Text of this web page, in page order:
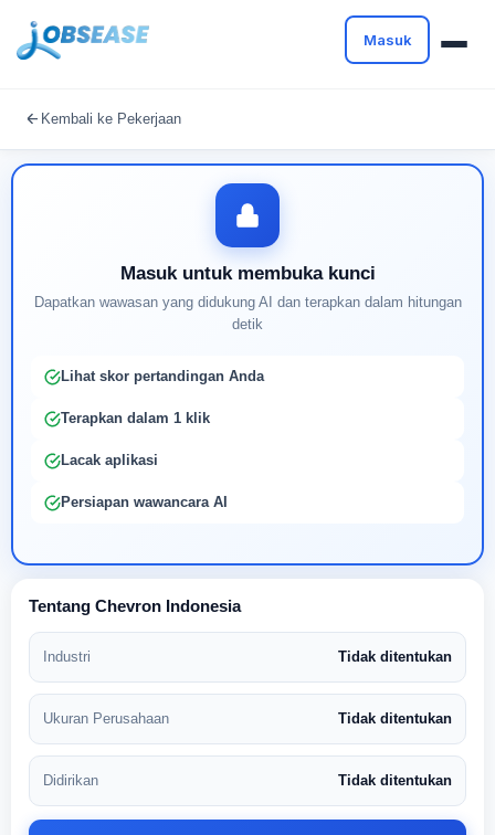
Masuk
Kembali ke Pekerjaan
Masuk untuk membuka kunci
Dapatkan wawasan yang didukung AI dan terapkan dalam hitungan
detik
Lihat skor pertandingan Anda
Terapkan dalam 1 klik
Lacak aplikasi
Persiapan wawancara AI
Tentang Chevron Indonesia
Industri Tidak ditentukan
Ukuran Perusahaan Tidak ditentukan
Didirikan Tidak ditentukan
Buat profil Anda untuk membuka kunci pencocokan